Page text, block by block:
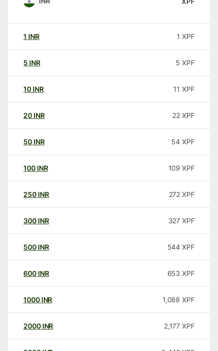
1 INR 1 XPF
5 INR 5 XPF
10 INR 11 XPF
20 INR 22 XPF
50 INR 54 XPF
100 INR 109 XPF
250 INR 272 XPF
300 INR 327 XPF
500 INR 544 XPF
600 INR 653 XPF
1000 INR 1,088 XPF
2000 INR 2,177 XPF